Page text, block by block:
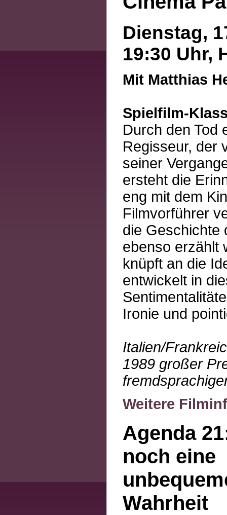
Dienstag,
19:30 Uhr,
Mit Matthias
Spielfilm-
Durch den Tod
Regisseur, der
seiner
ersteht die
eng mit dem
Filmvorführer
die Geschichte
ebenso erzählt
knüpft an die
entwickelt in
Ironie und
Italien/
1989 großer
Weitere
Agenda
noch eine
Wahrheit